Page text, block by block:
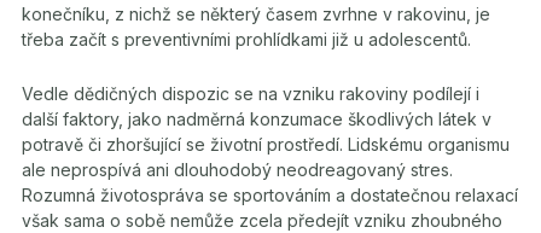
konečníku, z nichž se některý časem zvrhne v rakovinu, je
třeba začít s preventivními prohlídkami již u adolescentů.
Vedle dědičných dispozic se na vzniku rakoviny podílejí i
další faktory, jako nadměrná konzumace škodlivých látek v
potravě či zhoršující se životní prostředí. Lidskému organismu
ale neprospívá ani dlouhodobý neodreagovaný stres.
Rozumná životospráva se sportováním a dostatečnou relaxací
však sama o sobě nemůže zcela předejít vzniku zhoubného